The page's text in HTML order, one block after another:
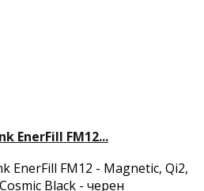
EnerFill FM12...
EnerFill FM12 - Magnetic, Qi2,
Black - черен